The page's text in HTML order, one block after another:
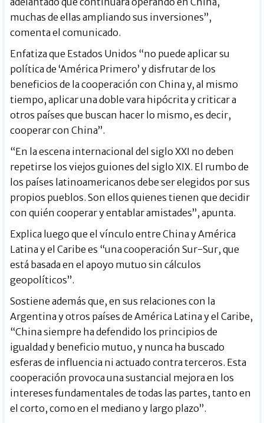
muchas de ellas ampliando sus inversiones”,
comenta el comunicado.
Enfatiza que Estados Unidos “no puede aplicar su
política de ‘América Primero’ y disfrutar de los
beneficios de la cooperación con China y, al mismo
tiempo, aplicar una doble vara hipócrita y criticar a
otros países que buscan hacer lo mismo, es decir,
cooperar con China”.
“En la escena internacional del siglo XXI no deben
repetirse los viejos guiones del siglo XIX. El rumbo de
los países latinoamericanos debe ser elegidos por sus
propios pueblos. Son ellos quienes tienen que decidir
con quién cooperar y entablar amistades”, apunta.
Explica luego que el vínculo entre China y América
Latina y el Caribe es “una cooperación Sur-Sur, que
está basada en el apoyo mutuo sin cálculos
geopolíticos”.
Sostiene además que, en sus relaciones con la
Argentina y otros países de América Latina y el Caribe,
“China siempre ha defendido los principios de
igualdad y beneficio mutuo, y nunca ha buscado
esferas de influencia ni actuado contra terceros. Esta
cooperación provoca una sustancial mejora en los
intereses fundamentales de todas las partes, tanto en
el corto, como en el mediano y largo plazo”.